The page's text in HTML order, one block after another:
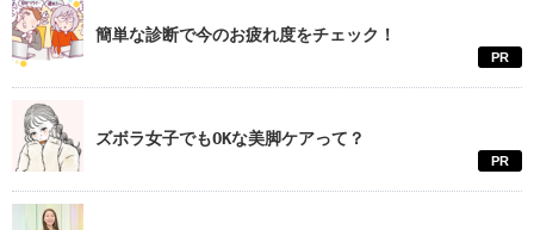
簡単な診断で今のお疲れ度をチェック！
PR
ズボラ女子でもOKな美脚ケアって？
PR